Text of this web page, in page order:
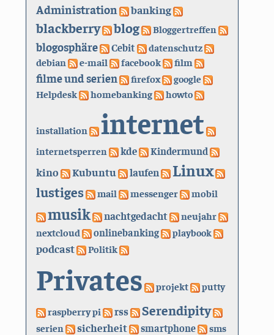
Administration banking
blackberry blog Bloggertreffen
blogosphäre Cebit datenschutz
debian e-mail facebook film
filme und serien firefox
google
Helpdesk
homebanking howto
installation internet
internetsperren kde Kindermund
kino Kubuntu laufen Linux
lustiges mail messenger mobil
musik nachtgedacht neujahr
nextcloud onlinebanking playbook
podcast Politik
Privates projekt putty
raspberry pi rss Serendipity
serien sicherheit smartphone sms